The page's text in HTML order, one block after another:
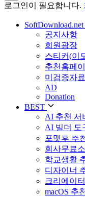
로그인이 필요합니다.
SoftDownload.net
공지사항
회원광장
스티커(이
추천홈페이
미검증자료
AD
Donation
BEST
AI 추천 서
AI 빌더 도
포맷후 추
회사무료
학교생활
디자이너
크리에이
macOS 추